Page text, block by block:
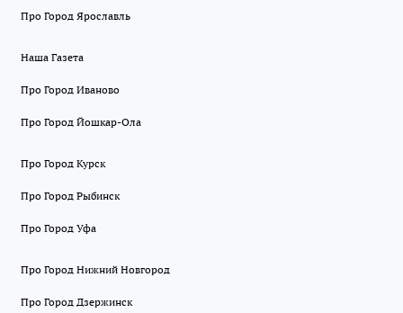
Про Город Ярославль
Наша Газета
Про Город Иваново
Про Город Йошкар-Ола
Про Город Курск
Про Город Рыбинск
Про Город Уфа
Про Город Нижний Новгород
Про Город Дзержинск